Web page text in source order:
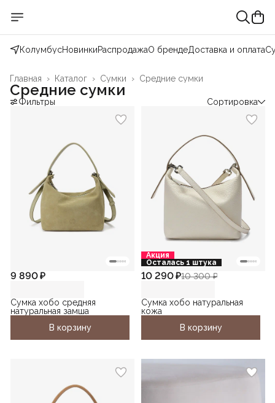
КолумбусНовинкиРаспродажаО брендеДоставка и оплата
Средние сумки
Сумки ›
Каталог ›
Главная ›
Средние сумки
Фильтры Сортировка
9 890 ₽
Сумка хобо средняя
натуральная замша
В корзину
Акция
Осталась 1 штука
10 290 ₽10 300 ₽
Сумка хобо натуральная
кожа
В корзину